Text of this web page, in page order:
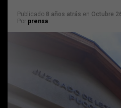
Publicado 8 años atrás en Octubre
Por prensa